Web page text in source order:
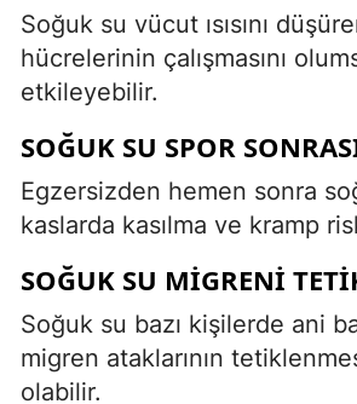
Soğuk su vücut ısısını
hücrelerinin çalışmasını
etkileyebilir.
SOĞUK SU SPOR
Egzersizden hemen sonra
kaslarda kasılma ve kramp
SOĞUK SU MIGRENI
Soğuk su bazı kişilerde ani
migren ataklarının
olabilir.